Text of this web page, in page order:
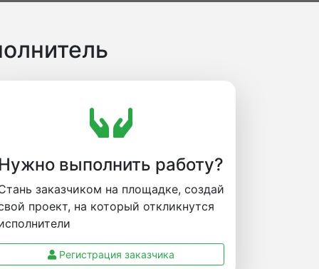
выполнить работу?
заказчиком на площадке, создай
проект, на который откликнутся
Регистрация заказчика